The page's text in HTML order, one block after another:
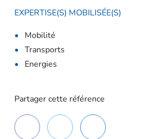
EXPERTISE(S) MOBILISÉE(S)
Mobilité
Transports
Energies
Partager cette référence